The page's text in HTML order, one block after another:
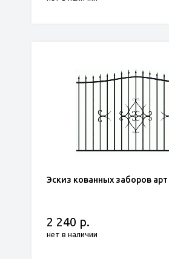
Эскиз кованных заборов арт
2 240 р.
нет в наличии